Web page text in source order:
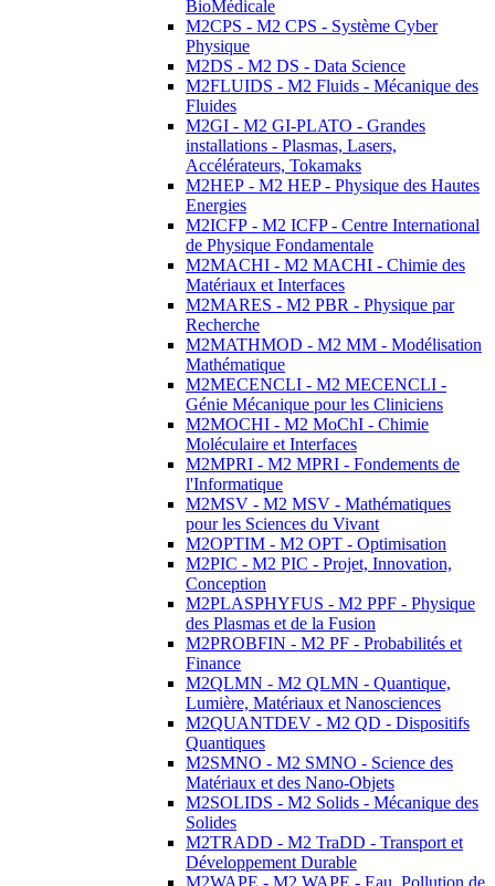
BioMédicale
M2CPS - M2 CPS - Système Cyber
Physique
M2DS - M2 DS - Data Science
M2FLUIDS - M2 Fluids - Mécanique des
Fluides
M2GI - M2 GI-PLATO - Grandes
installations - Plasmas, Lasers,
Accélérateurs, Tokamaks
M2HEP - M2 HEP - Physique des Hautes
Energies
M2ICFP - M2 ICFP - Centre International
de Physique Fondamentale
M2MACHI - M2 MACHI - Chimie des
Matériaux et Interfaces
M2MARES - M2 PBR - Physique par
Recherche
M2MATHMOD - M2 MM - Modélisation
Mathématique
M2MECENCLI - M2 MECENCLI -
Génie Mécanique pour les Cliniciens
M2MOCHI - M2 MoChI - Chimie
Moléculaire et Interfaces
M2MPRI - M2 MPRI - Fondements de
l'Informatique
M2MSV - M2 MSV - Mathématiques
pour les Sciences du Vivant
M2OPTIM - M2 OPT - Optimisation
M2PIC - M2 PIC - Projet, Innovation,
Conception
M2PLASPHYFUS - M2 PPF - Physique
des Plasmas et de la Fusion
M2PROBFIN - M2 PF - Probabilités et
Finance
M2QLMN - M2 QLMN - Quantique,
Lumière, Matériaux et Nanosciences
M2QUANTDEV - M2 QD - Dispositifs
Quantiques
M2SMNO - M2 SMNO - Science des
Matériaux et des Nano-Objets
M2SOLIDS - M2 Solids - Mécanique des
Solides
M2TRADD - M2 TraDD - Transport et
Développement Durable
M2WAPE - M2 WAPE - Eau, Pollution de